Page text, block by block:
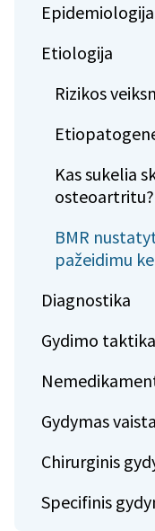
Epidemiologija
Etiologija
Rizikos
Kas sukelia
osteoartritu?
BMR
pažeidimu
Diagnostika
Gydimo taktika
Gydymas
Chirurginis
Specifinis